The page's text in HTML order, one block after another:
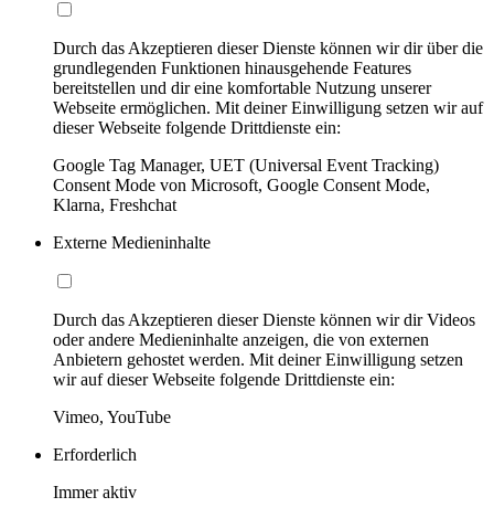
Durch das Akzeptieren dieser Dienste können wir dir über die
grundlegenden Funktionen hinausgehende Features
bereitstellen und dir eine komfortable Nutzung unserer
Webseite ermöglichen. Mit deiner Einwilligung setzen wir auf
dieser Webseite folgende Drittdienste ein:
Google Tag Manager, UET (Universal Event Tracking)
Consent Mode von Microsoft, Google Consent Mode,
Klarna, Freshchat
Externe Medieninhalte
Durch das Akzeptieren dieser Dienste können wir dir Videos
oder andere Medieninhalte anzeigen, die von externen
Anbietern gehostet werden. Mit deiner Einwilligung setzen
wir auf dieser Webseite folgende Drittdienste ein:
Vimeo, YouTube
Erforderlich
Immer aktiv